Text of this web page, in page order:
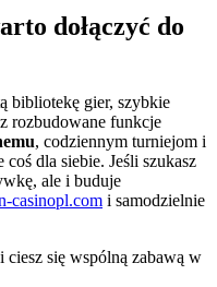
dołączyć do
bibliotekę gier, szybkie
rozbudowane funkcje
, codziennym turniejom i
dla siebie. Jeśli szukasz
ale i buduje
casinopl.com i samodzielnie
ciesz się wspólną zabawą w